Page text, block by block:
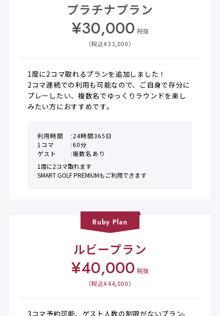
プラチナプラン
¥30,000 税抜
（税込¥33,000）
1度に2コマ取れるプランを追加しました！
2コマ連続での利用も可能なので、ご自身で存分に
プレーしたい、複数名でゆっくりラウンドを楽し
みたい方におすすめです。
利用時間
24時間365日
1コマ
60分
ゲスト
複数名あり
1度に2コマ取れます
SMART GOLF PREMIUMもご利用できます
Ruby Plan
ルビープラン
¥40,000 税抜
（税込¥44,000）
3コマ予約可能、ゲスト人数の制限がないプラン。